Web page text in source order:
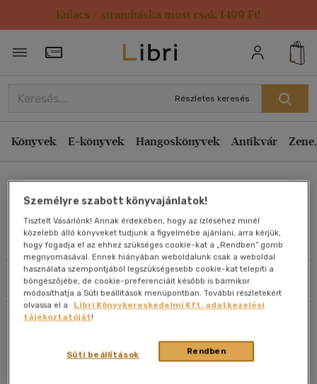
Kulacs / strandtáska most csak 1499 Ft!
Törzsvásárlói Kártya adatai
Részletes keresés
Könyvek E-könyvek Hangoskönyvek Antikvár
Művei
Szűrés Rendezés
Rendezés
Kiadás éve szerint csökkenő
Ár szerint csökkenő
Eladott darabszám szerint csökkenő
Eladott darabszám szerint növekvő
Cím szerint A-Z
Szerző szerint A-Z
Megjelenítés
20 db / oldal
Személyre szabott könyvajánlatok!
Tisztelt Vásárlónk! Annak érdekében, hogy az ízléséhez minél
közelebb álló könyveket tudjunk a figyelmébe ajánlani, arra kérjük,
hogy fogadja el az ehhez szükséges cookie-kat a „Rendben” gomb
megnyomásával. Ennek hiányában weboldalunk csak a weboldal
használata szempontjából legszükségesebb cookie-kat telepíti a
böngészőjébe, de cookie-preferenciáit később is bármikor
módosíthatja a Süti beállítások menüpontban. További részletekért
olvassa el a
Libri Könyvkereskedelmi Kft. adatkezelési
tájékoztatóját!
Rendben
Süti beállítások